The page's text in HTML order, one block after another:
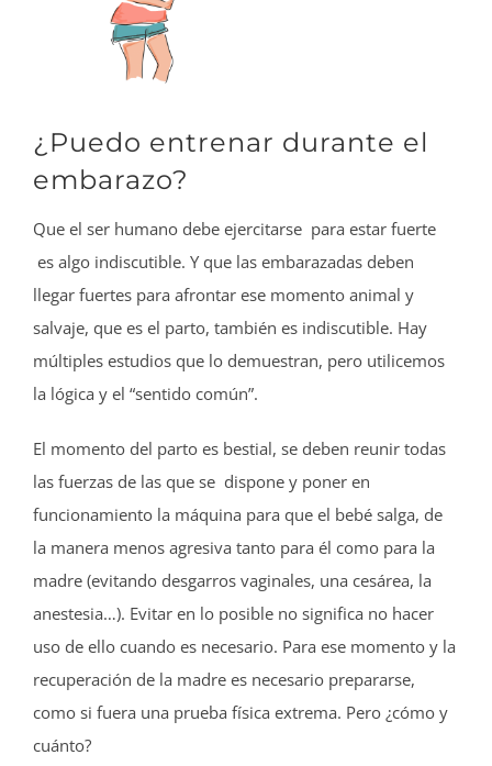
¿Puedo entrenar durante el
embarazo?
Que el ser humano debe ejercitarse para estar fuerte
es algo indiscutible. Y que las embarazadas deben
llegar fuertes para afrontar ese momento animal y
salvaje, que es el parto, también es indiscutible. Hay
múltiples estudios que lo demuestran, pero utilicemos
la lógica y el “sentido común”.
El momento del parto es bestial, se deben reunir todas
las fuerzas de las que se dispone y poner en
funcionamiento la máquina para que el bebé salga, de
la manera menos agresiva tanto para él como para la
madre (evitando desgarros vaginales, una cesárea, la
anestesia…). Evitar en lo posible no significa no hacer
uso de ello cuando es necesario. Para ese momento y la
recuperación de la madre es necesario prepararse,
como si fuera una prueba física extrema. Pero ¿cómo y
cuánto?